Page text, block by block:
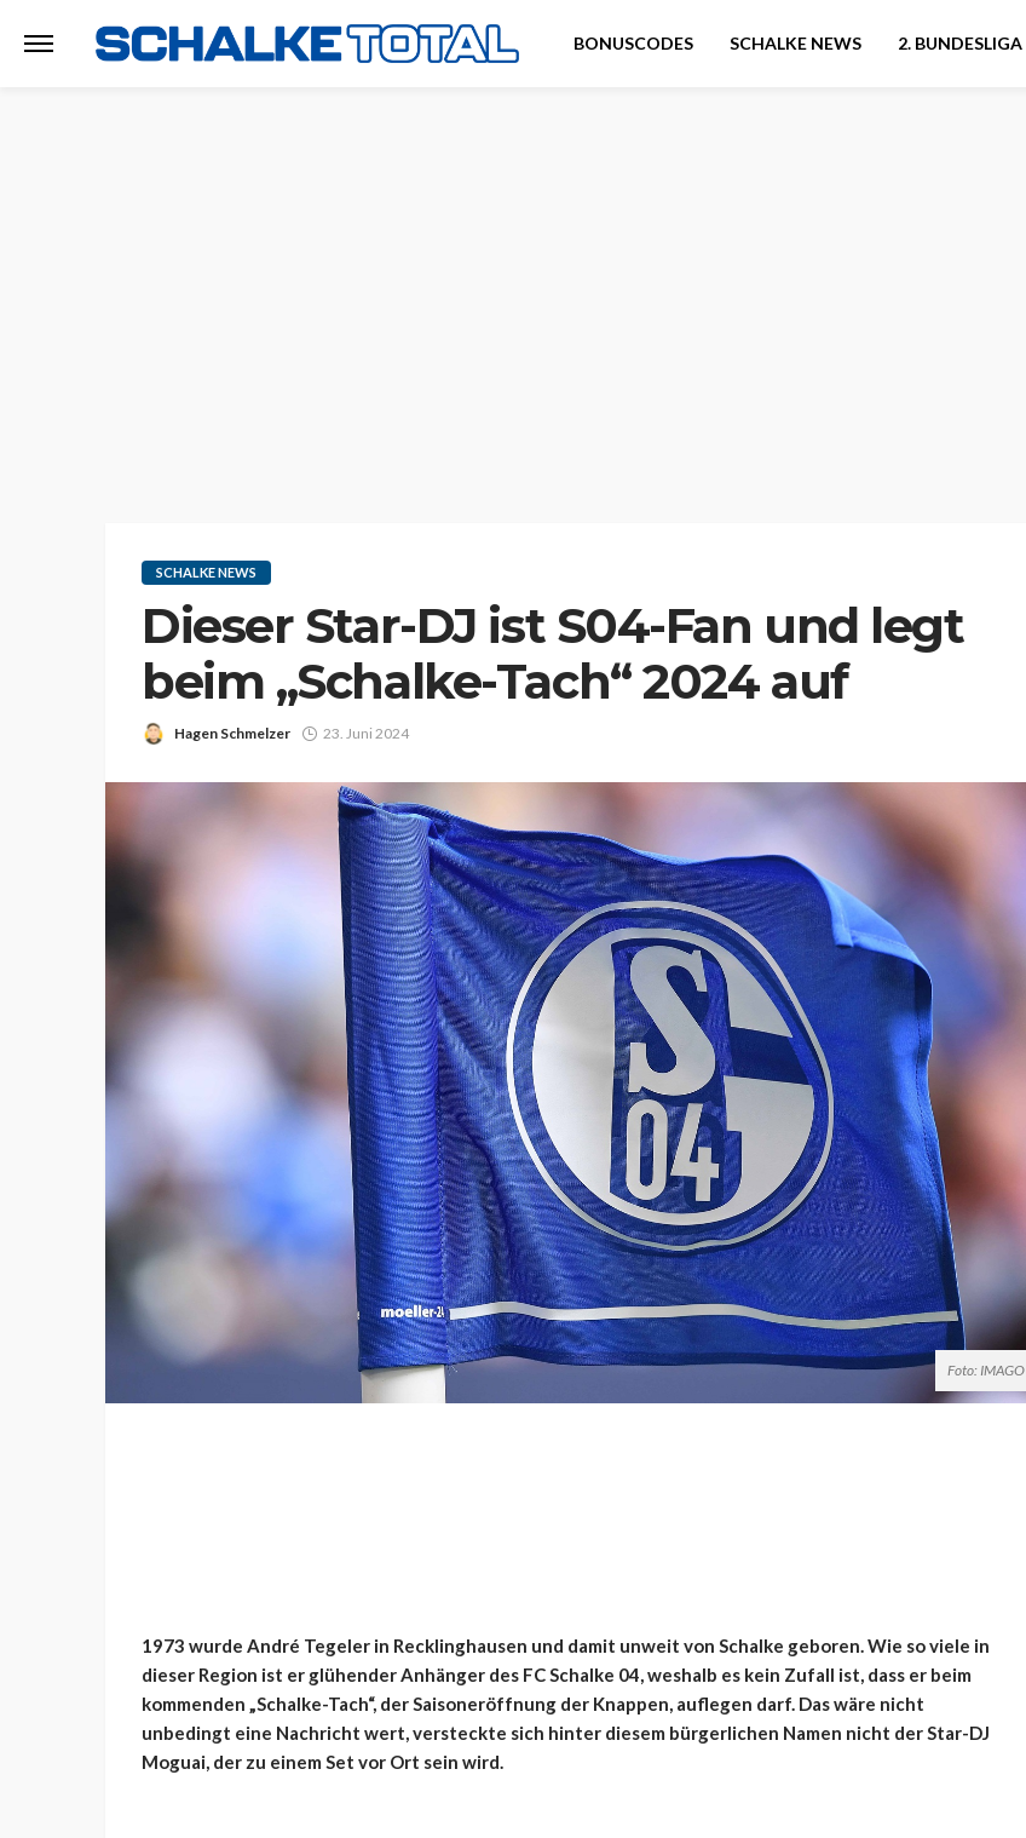
BONUSCODES SCHALKE NEWS 2. BUNDESLIGA
SCHALKE NEWS
Dieser Star-DJ ist S04-Fan und legt
beim „Schalke-Tach“ 2024 auf
Hagen Schmelzer 23. Juni 2024
Foto: IMAGO
1973 wurde André Tegeler in Recklinghausen und damit unweit von Schalke geboren. Wie so viele in
dieser Region ist er glühender Anhänger des FC Schalke 04, weshalb es kein Zufall ist, dass er beim
kommenden „Schalke-Tach“, der Saisoneröffnung der Knappen, auflegen darf. Das wäre nicht
unbedingt eine Nachricht wert, versteckte sich hinter diesem bürgerlichen Namen nicht der Star-DJ
Moguai, der zu einem Set vor Ort sein wird.